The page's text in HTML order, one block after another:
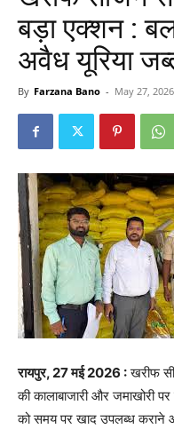
बड़ा एक्शन :
अवैध यूरिया
By Farzana Bano - May 27, 2026
रायपुर, 27 मई 2026 :खरीफ
की कालाबाजारी और जमाखोरी
को समय पर खाद उपलब्ध कराने